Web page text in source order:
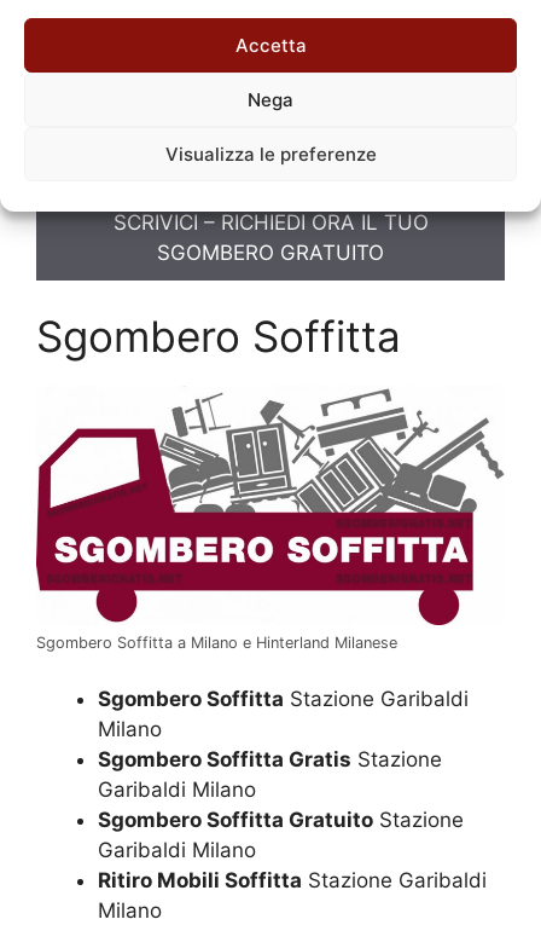
Accetta
Nega
Visualizza le preferenze
Svuota CantineStazione Garibaldi
Svuota Cantine Gratis
Garibaldi Milano
SCRIVICI – RICHIEDI ORA IL TUO
SGOMBERO GRATUITO
Sgombero Soffitta
Sgombero Soffitta a Milano e Hinterland Milanese
Sgombero Soffitta Stazione Garibaldi
Milano
Sgombero Soffitta Gratis Stazione
Garibaldi Milano
Sgombero Soffitta Gratuito Stazione
Garibaldi Milano
Ritiro Mobili Soffitta Stazione Garibaldi
Milano